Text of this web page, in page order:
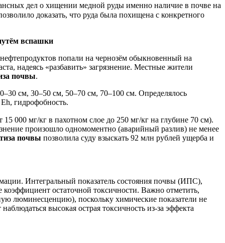
дел о хищении медной руды именно наличие в почве на
доказать, что руда была похищена с конкретного
вспашки
попали на чернозём обыкновенный на
надеясь «разбавить» загрязнение. Местные жители
почвы.
см, 30–50 см, 50–70 см, 70–100 см. Определялось
гидрофобность.
000 мг/кг в пахотном слое до 250 мг/кг на глубине 70 см).
произошло одномоментно (аварийный разлив) не менее
почвы позволила суду взыскать 92 млн рублей ущерба и
Интегральный показатель состояния почвы (ИПС),
коэффициент остаточной токсичности. Важно отметить,
люминесценцию), поскольку химические показатели не
высокая острая токсичность из-за эффекта